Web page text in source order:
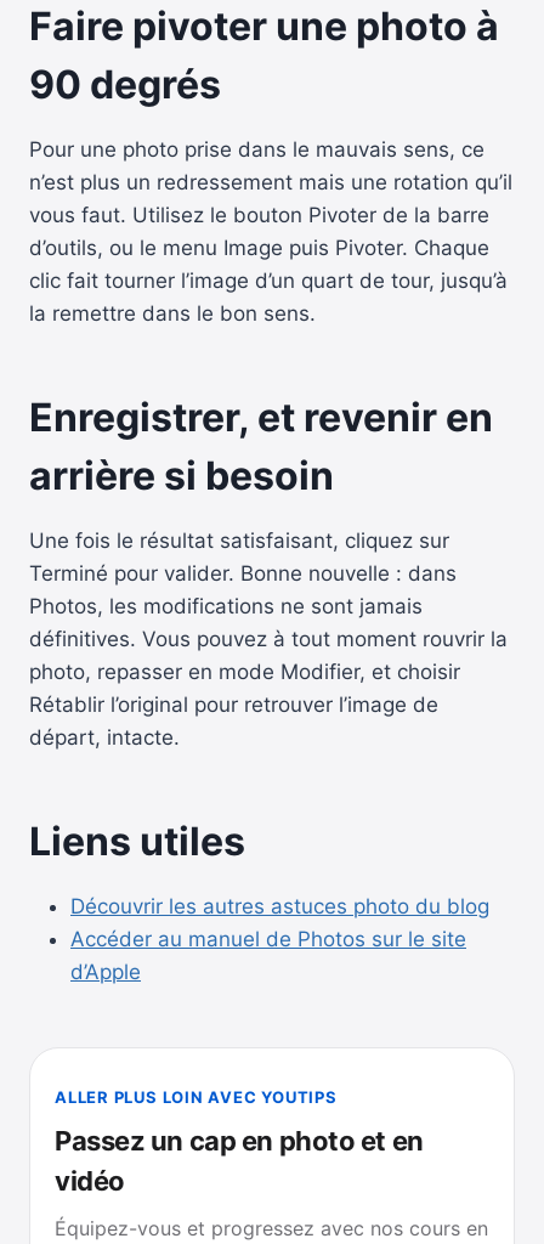
Faire pivoter une photo à
90 degrés
Pour une photo prise dans le mauvais sens, ce
n’est plus un redressement mais une rotation qu’il
vous faut. Utilisez le bouton Pivoter de la barre
d’outils, ou le menu Image puis Pivoter. Chaque
clic fait tourner l’image d’un quart de tour, jusqu’à
la remettre dans le bon sens.
Enregistrer, et revenir en
arrière si besoin
Une fois le résultat satisfaisant, cliquez sur
Terminé pour valider. Bonne nouvelle : dans
Photos, les modifications ne sont jamais
définitives. Vous pouvez à tout moment rouvrir la
photo, repasser en mode Modifier, et choisir
Rétablir l’original pour retrouver l’image de
départ, intacte.
Liens utiles
Découvrir les autres astuces photo du blog
Accéder au manuel de Photos sur le site
d’Apple
ALLER PLUS LOIN AVEC YOUTIPS
Passez un cap en photo et en
vidéo
Équipez-vous et progressez avec nos cours en